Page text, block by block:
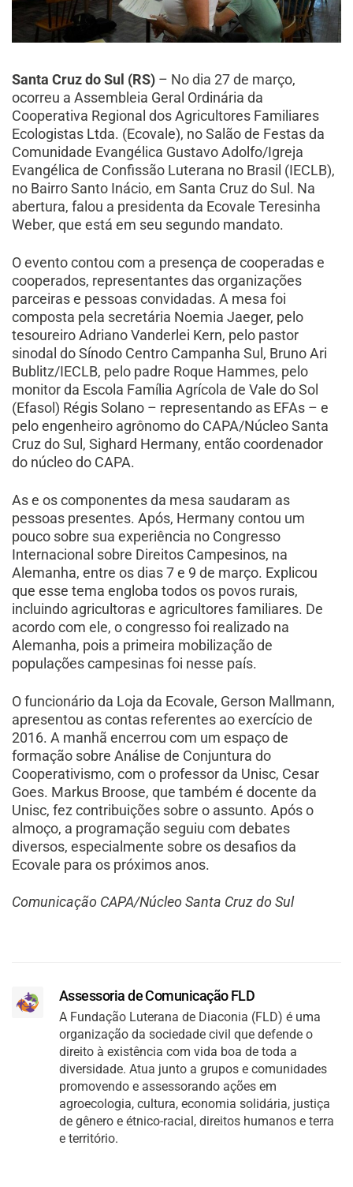
Santa Cruz do Sul (RS) – No dia 27 de março,
ocorreu a Assembleia Geral Ordinária da
Cooperativa Regional dos Agricultores Familiares
Ecologistas Ltda. (Ecovale), no Salão de Festas da
Comunidade Evangélica Gustavo Adolfo/Igreja
Evangélica de Confissão Luterana no Brasil (IECLB),
no Bairro Santo Inácio, em Santa Cruz do Sul. Na
abertura, falou a presidenta da Ecovale Teresinha
Weber, que está em seu segundo mandato.
O evento contou com a presença de cooperadas e
cooperados, representantes das organizações
parceiras e pessoas convidadas. A mesa foi
composta pela secretária Noemia Jaeger, pelo
tesoureiro Adriano Vanderlei Kern, pelo pastor
sinodal do Sínodo Centro Campanha Sul, Bruno Ari
Bublitz/IECLB, pelo padre Roque Hammes, pelo
monitor da Escola Família Agrícola de Vale do Sol
(Efasol) Régis Solano – representando as EFAs – e
pelo engenheiro agrônomo do CAPA/Núcleo Santa
Cruz do Sul, Sighard Hermany, então coordenador
do núcleo do CAPA.
As e os componentes da mesa saudaram as
pessoas presentes. Após, Hermany contou um
pouco sobre sua experiência no Congresso
Internacional sobre Direitos Campesinos, na
Alemanha, entre os dias 7 e 9 de março. Explicou
que esse tema engloba todos os povos rurais,
incluindo agricultoras e agricultores familiares. De
acordo com ele, o congresso foi realizado na
Alemanha, pois a primeira mobilização de
populações campesinas foi nesse país.
O funcionário da Loja da Ecovale, Gerson Mallmann,
apresentou as contas referentes ao exercício de
2016. A manhã encerrou com um espaço de
formação sobre Análise de Conjuntura do
Cooperativismo, com o professor da Unisc, Cesar
Goes. Markus Broose, que também é docente da
Unisc, fez contribuições sobre o assunto. Após o
almoço, a programação seguiu com debates
diversos, especialmente sobre os desafios da
Ecovale para os próximos anos.
Comunicação CAPA/Núcleo Santa Cruz do Sul
Assessoria de Comunicação FLD
A Fundação Luterana de Diaconia (FLD) é uma
organização da sociedade civil que defende o
direito à existência com vida boa de toda a
diversidade. Atua junto a grupos e comunidades
promovendo e assessorando ações em
agroecologia, cultura, economia solidária, justiça
de gênero e étnico-racial, direitos humanos e terra
e território.